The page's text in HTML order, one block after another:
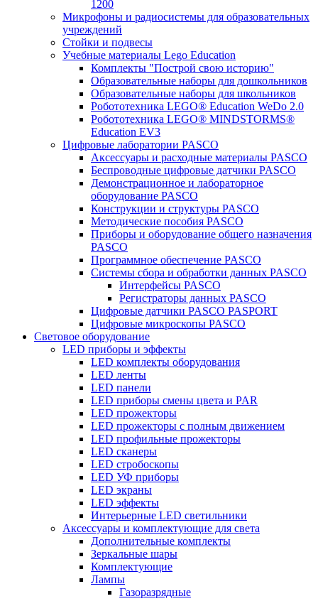
1200
Микрофоны и радиосистемы для образовательных
учреждений
Стойки и подвесы
Учебные материалы Lego Education
Комплекты "Построй свою историю"
Образовательные наборы для дошкольников
Образовательные наборы для школьников
Робототехника LEGO® Education WeDo 2.0
Робототехника LEGO® MINDSTORMS®
Education EV3
Цифровые лаборатории PASCO
Аксессуары и расходные материалы PASCO
Беспроводные цифровые датчики PASCO
Демонстрационное и лабораторное
оборудование PASCO
Конструкции и структуры PASCO
Методические пособия PASCO
Приборы и оборудование общего назначения
PASCO
Программное обеспечение PASCO
Системы сбора и обработки данных PASCO
Интерфейсы PASCO
Регистраторы данных PASCO
Цифровые датчики PASCO PASPORT
Цифровые микроскопы PASCO
Световое оборудование
LED приборы и эффекты
LED комплекты оборудования
LED ленты
LED панели
LED приборы смены цвета и PAR
LED прожекторы
LED прожекторы с полным движением
LED профильные прожекторы
LED сканеры
LED стробоскопы
LED УФ приборы
LED экраны
LED эффекты
Интерьерные LED светильники
Аксессуары и комплектующие для света
Дополнительные комплекты
Зеркальные шары
Комплектующие
Лампы
Газоразрядные